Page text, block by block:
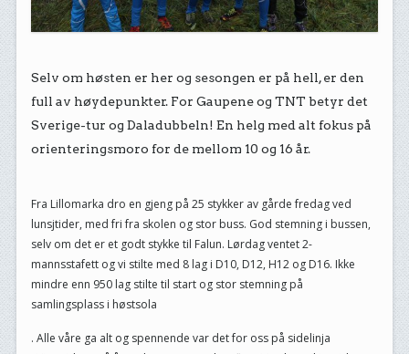
Selv om høsten er her og sesongen er på hell, er den
full av høydepunkter. For Gaupene og TNT betyr det
Sverige-tur og Daladubbeln! En helg med alt fokus på
orienteringsmoro for de mellom 10 og 16 år.
Fra Lillomarka dro en gjeng på 25 stykker av gårde fredag ved
lunsjtider, med fri fra skolen og stor buss. God stemning i bussen,
selv om det er et godt stykke til Falun. Lørdag ventet 2-
mannsstafett og vi stilte med 8 lag i D10, D12, H12 og D16. Ikke
mindre enn 950 lag stilte til start og stor stemning på
samlingsplass i høstsola
. Alle våre ga alt og spennende var det for oss på sidelinja